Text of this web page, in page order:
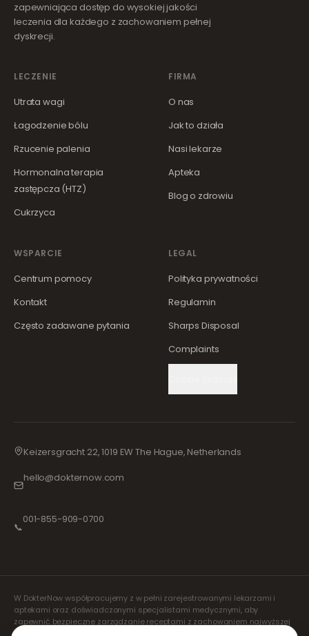
zapewniająca dostęp do wysokiej jakości
leczenia dla każdego z zachowaniem pełnej
dyskrecji.
LECZENIE
Utrata wagi
Łagodzenie bólu
Rzucenie palenia
Hormonalna terapia
zastępcza (HTZ)
Cukrzyca
FIRMA
O nas
Jak to działa
Nasi lekarze
Apteka
Blog o zdrowiu
WSPARCIE
Centrum pomocy
Kontakt
Często zadawane pytania
LEGAL
Polityka prywatności
Regulamin
Sharps Disposal
Complaints
Keizersgracht 22, 1019 EW The Hague, Netherlands
hello@dokternow.com
📞
001-855-909-0700
W DokterNow współpracujemy z w pełni zarejestrowanymi lekarzami i
aptekami oraz doświadczonymi specjalistami medycznymi, aby
zapewnić bezpieczne zarządzanie receptami z zachowaniem najwyższej
staranności. Nasi zarejestrowani, niezależni lekarze orzecznicy zajmują